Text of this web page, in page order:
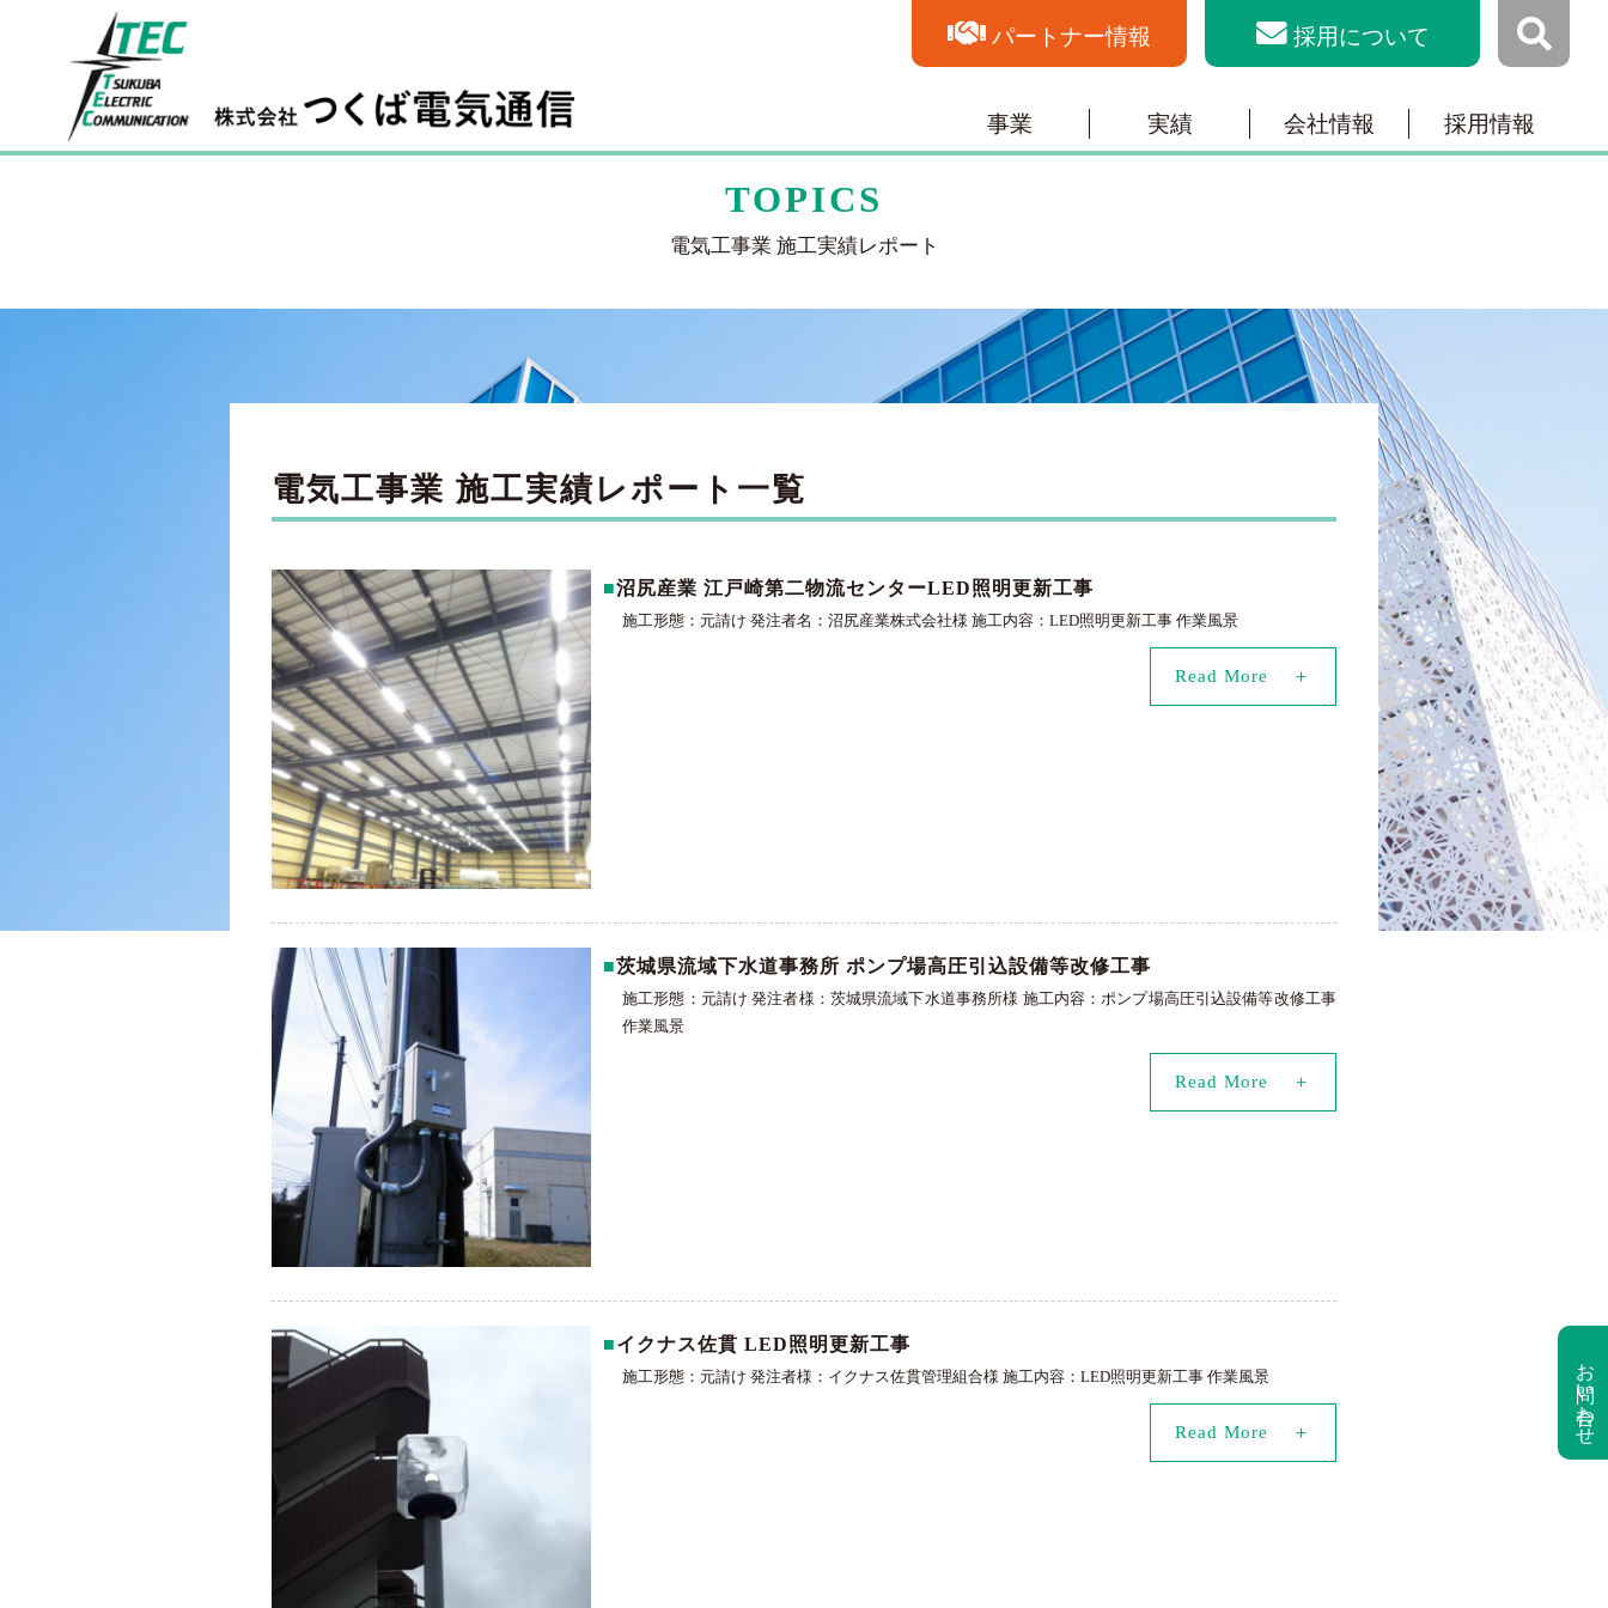
パートナー情報 採用について
事業 実績 会社情報 採用情報
TOPICS
電気工事業 施工実績レポート
電気工事業 施工実績レポート一覧
沼尻産業 江戸崎第二物流センターLED照明更新工事
施工形態：元請け 発注者名：沼尻産業株式会社様 施工内容：LED照明更新工事 作業風景
Read More
茨城県流域下水道事務所 ポンプ場高圧引込設備等改修工事
施工形態：元請け 発注者様：茨城県流域下水道事務所様 施工内容：ポンプ場高圧引込設備等改修工事
作業風景
Read More
イクナス佐貫 LED照明更新工事
施工形態：元請け 発注者様：イクナス佐貫管理組合様 施工内容：LED照明更新工事 作業風景
Read More お問い合わせ